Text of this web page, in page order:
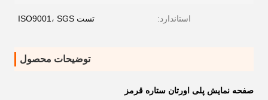
استاندارد: تست ISO9001، SGS
توضیحات محصول
صفحه نمایش پلی اورتان ستاره قرمز